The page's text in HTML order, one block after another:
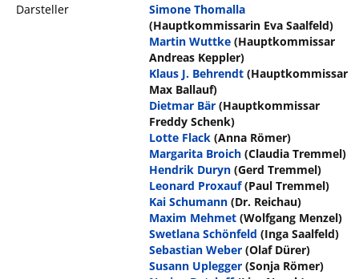
Darsteller
Simone Thomalla
(Hauptkommissarin Eva Saalfeld)
Martin Wuttke (Hauptkommissar
Andreas Keppler)
Klaus J. Behrendt (Hauptkommissar
Max Ballauf)
Dietmar Bär (Hauptkommissar
Freddy Schenk)
Lotte Flack (Anna Römer)
Margarita Broich (Claudia Tremmel)
Hendrik Duryn (Gerd Tremmel)
Leonard Proxauf (Paul Tremmel)
Kai Schumann (Dr. Reichau)
Maxim Mehmet (Wolfgang Menzel)
Swetlana Schönfeld (Inga Saalfeld)
Sebastian Weber (Olaf Dürer)
Susann Uplegger (Sonja Römer)